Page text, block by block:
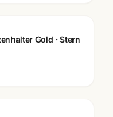
Gold · Stern